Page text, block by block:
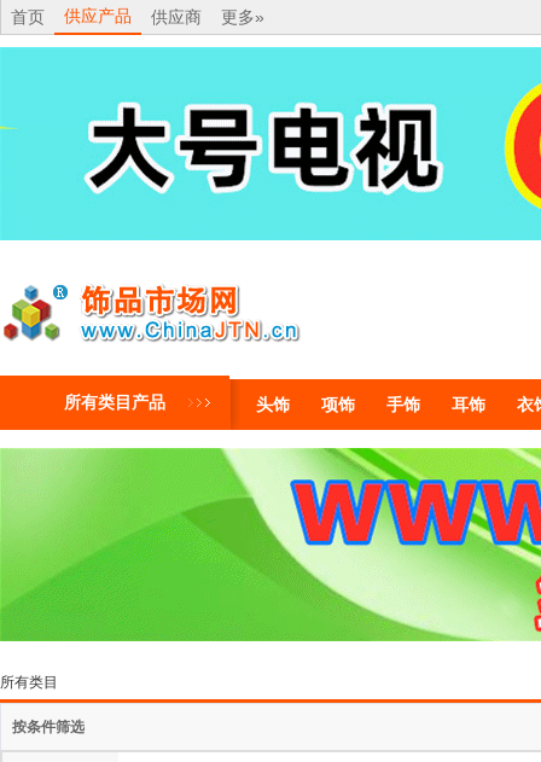
首页 供应产品 供应商 更多»
所有类目产品 头饰 项饰 手饰 耳饰 衣
所有类目
按条件筛选